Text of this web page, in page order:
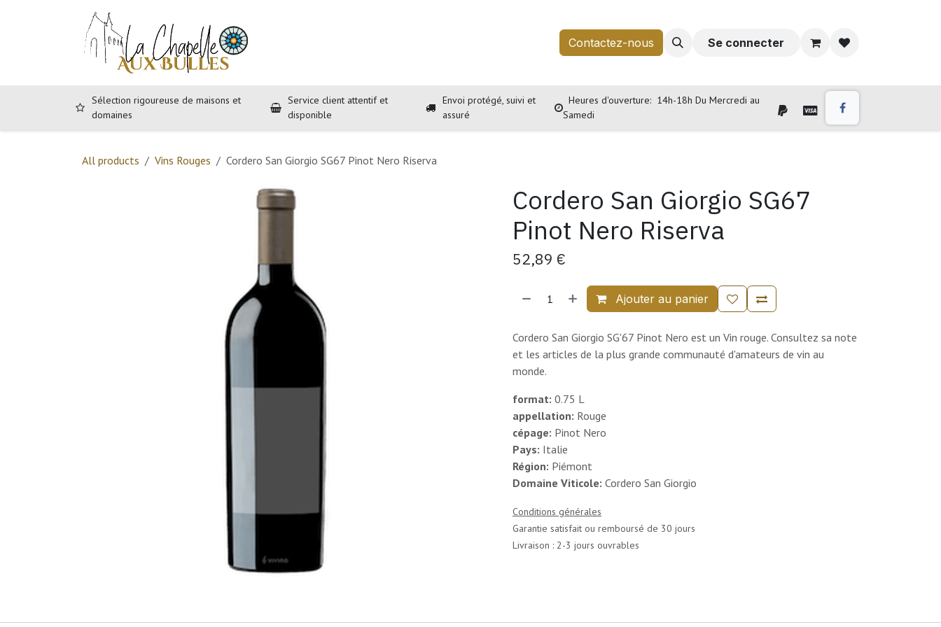
Contactez-nous Se connecter
Sélection rigoureuse de maisons et
domaines
Service client attentif et
disponible
Envoi protégé, suivi et
assuré
Heures d'ouverture: 14h-18h Du Mercredi au
Samedi
All products Vins Rouges Cordero San Giorgio SG67 Pinot Nero Riserva
Cordero San Giorgio SG67
Pinot Nero Riserva
52,89 €
Ajouter au panier
Cordero San Giorgio SG'67 Pinot Nero est un Vin rouge. Consultez sa note
et les articles de la plus grande communauté d'amateurs de vin au
monde.
format: 0.75 L
appellation: Rouge
cépage: Pinot Nero
Pays: Italie
Région: Piémont
Domaine Viticole: Cordero San Giorgio
Conditions générales
Garantie satisfait ou remboursé de 30 jours
Livraison : 2-3 jours ouvrables